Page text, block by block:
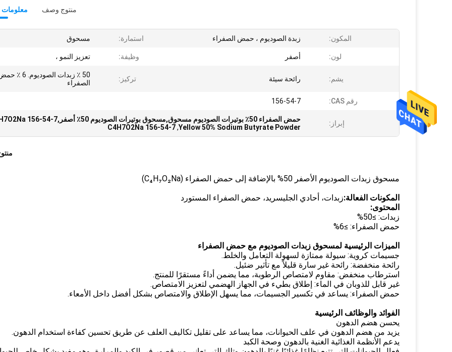
معلومات منتوج وصف
المكون: زبدة الصوديوم ، حمض الصفراء استمارة: مسحوق
لون: أصفر وظيفة: تعزيز النمو ،
يشم: رائحة سيئة تركيز:
50 ٪ زبدات الصوديوم. 6
الصفراء
رقم CAS: 156-54-7
إبراز:
حمض الصفراء 50٪ بوتيرات الصوديوم مسحوق,مسحوق بوتيرات الصوديوم 50٪ أصفر,C4H7O2Na 156-54-7
Yellow 50% Sodium Butyrate Powder
,
C4H7O2Na 156-54-7
مسحوق زبدات الصوديوم الأصفر 50% بالإضافة إلى حمض الصفراء (C₄H₇O₂Na)
المكونات الفعالة:زبدات، أحادي الجليسريد، حمض الصفراء المستورد
المحتوى:
زبدات: ≥50%
حمض الصفراء: ≥6%
الميزات الرئيسية لمسحوق زبدات الصوديوم مع حمض الصفراء
جسيمات كروية: سيولة ممتازة لسهولة التعامل والخلط.
رائحة منخفضة: رائحة غير سارة قليلاً مع تأثير ضئيل.
استرطاب منخفض: مقاوم لامتصاص الرطوبة، مما يضمن أداءً مستقرًا للمنتج.
غير قابل للذوبان في الماء: إطلاق بطيء في الجهاز الهضمي لتعزيز الامتصاص.
حمض الصفراء: يساعد في تكسير الجسيمات، مما يسهل الإطلاق والامتصاص بشكل أفضل داخل الأمعاء.
الفوائد والوظائف الرئيسية
يحسن هضم الدهون
يزيد من هضم الدهون في علف الحيوانات، مما يساعد على تقليل تكاليف العلف عن طريق تحسين كفاءة استخدام الدهون.
يدعم الأنظمة الغذائية الغنية بالدهون وصحة الكبد